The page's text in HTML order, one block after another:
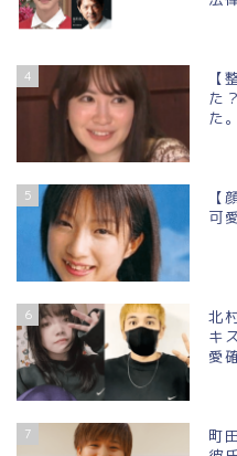
4
【
た
た。
5
【
可
6
北
キ
愛
7
町